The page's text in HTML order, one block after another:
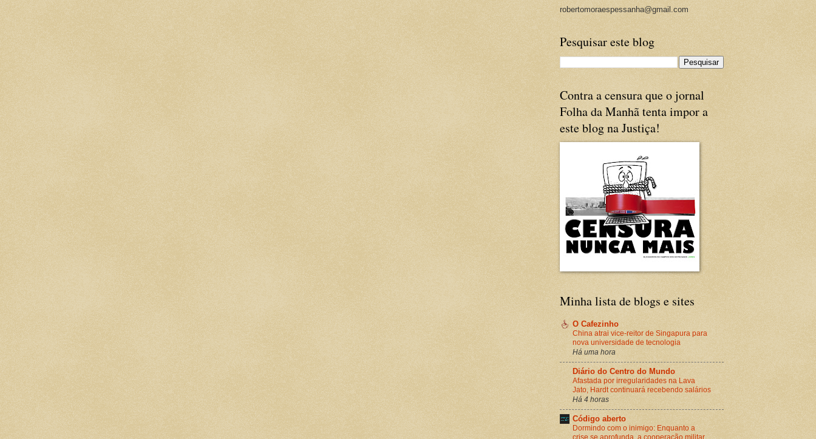
robertomoraespessanha@gmail.com
Pesquisar este blog
Contra a censura que o jornal
Folha da Manhã tenta impor a
este blog na Justiça!
Minha lista de blogs e sites
O Cafezinho
China atrai vice-reitor de Singapura para
nova universidade de tecnologia
Há uma hora
Diário do Centro do Mundo
Afastada por irregularidades na Lava
Jato, Hardt continuará recebendo salários
Há 4 horas
Código aberto
Dormindo com o inimigo: Enquanto a
crise se aprofunda, a cooperação militar